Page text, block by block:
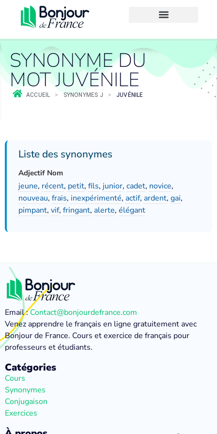
SYNONYME DU
MOT JUVÉNILE
ACCUEIL > SYNONYMES J > JUVÉNILE
Liste des synonymes
Adjectif Nom
jeune, récent, petit, fils, junior, cadet, novice,
nouveau, frais, inexpérimenté, actif, ardent, gai,
pimpant, vif, fringant, alerte, élégant
Email :Contact@bonjourdefrance.com
Venez apprendre le français en ligne gratuitement avec
Bonjour de France. Cours et exercice de français pour
professeurs et étudiants.
Catégories
Cours
Synonymes
Conjugaison
Exercices